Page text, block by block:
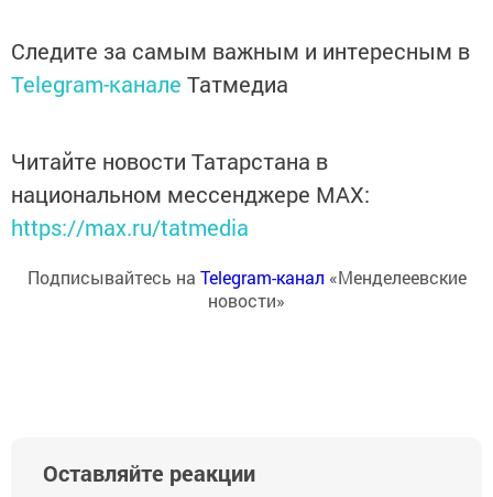
Следите за самым важным и интересным в
Telegram-канале Татмедиа
Читайте новости Татарстана в
национальном мессенджере MАХ:
https://max.ru/tatmedia
Подписывайтесь на Telegram-канал «Менделеевские
новости»
Оставляйте реакции